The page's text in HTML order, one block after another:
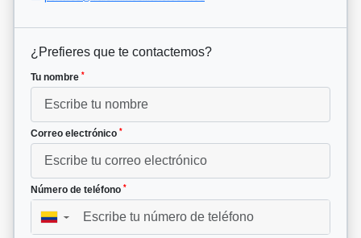
¿Prefieres que te contactemos?
Tu nombre *
Correo electrónico *
Número de teléfono *
▼